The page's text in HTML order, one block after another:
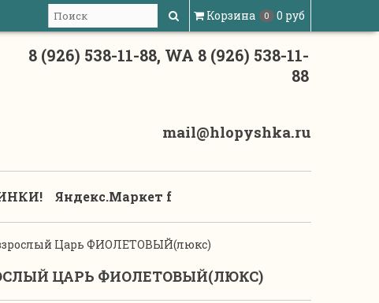
Корзина 0 0 руб
8 (926) 538-11-88, WA 8 (926) 538-11-
88
mail@hlopyshka.ru
Яндекс.Маркет f
Царь ФИОЛЕТОВЫЙ(люкс)
ЦАРЬ ФИОЛЕТОВЫЙ(ЛЮКС)